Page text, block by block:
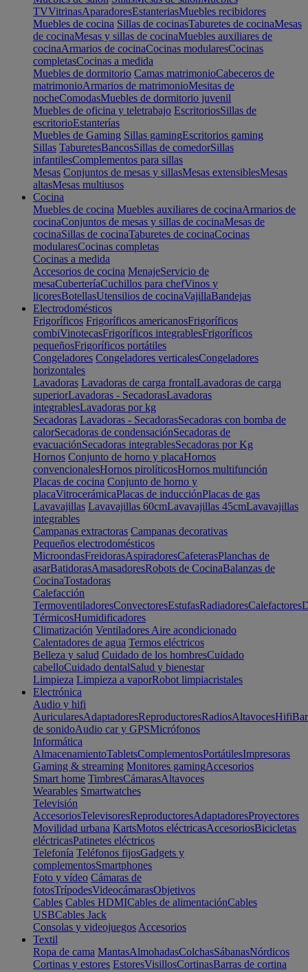
TVVitrinasAparadoresEstanteriasMuebles recibidores
Muebles de cocina Sillas de cocinasTaburetes de cocinaMesas
de cocinaMesas y sillas de cocinaMuebles auxiliares de
cocinaArmarios de cocinaCocinas modularesCocinas
completasCocinas a medida
Muebles de dormitorio Camas matrimonioCabeceros de
matrimonioArmarios de matrimonioMesitas de
nocheComodasMuebles de dormitorio juvenil
Muebles de oficina y teletrabajo EscritoriosSillas de
escritorioEstanterías
Muebles de Gaming Sillas gamingEscritorios gaming
Sillas TaburetesBancosSillas de comedorSillas
infantilesComplementos para sillas
Mesas Conjuntos de mesas y sillasMesas extensiblesMesas
altasMesas multiusos
Cocina
Muebles de cocina Muebles auxiliares de cocinaArmarios de
cocinaConjuntos de mesas y sillas de cocinaMesas de
cocinaSillas de cocinaTaburetes de cocinaCocinas
modularesCocinas completas
Cocinas a medida
Accesorios de cocina MenajeServicio de
mesaCuberteríaCuchillos para chefVinos y
licoresBotellasUtensilios de cocinaVajillaBandejas
Electrodomésticos
Frigoríficos Frigoríficos americanosFrigoríficos
combiVinotecasFrigoríficos integrablesFrigoríficos
pequeñosFrigoríficos portátiles
Congeladores Congeladores verticalesCongeladores
horizontales
Lavadoras Lavadoras de carga frontalLavadoras de carga
superiorLavadoras - SecadorasLavadoras
integrablesLavadoras por kg
Secadoras Lavadoras - SecadorasSecadoras con bomba de
calorSecadoras de condensaciónSecadoras de
evacuaciónSecadoras integrablesSecadoras por Kg
Hornos Conjunto de horno y placaHornos
convencionalesHornos pirolíticosHornos multifunción
Placas de cocina Conjunto de horno y
placaVitrocerámicaPlacas de inducciónPlacas de gas
Lavavajillas Lavavajillas 60cmLavavajillas 45cmLavavajillas
integrables
Campanas extractoras Campanas decorativas
Pequeños electrodomésticos
MicroondasFreidorasAspiradoresCafeterasPlanchas de
asarBatidorasAmasadoresRobots de CocinaBalanzas de
CocinaTostadoras
Calefacción
TermoventiladoresConvectoresEstufasRadiadoresCalefactores
TérmicosHumidificadores
Climatización Ventiladores Aire acondicionado
Calentadores de agua Termos eléctricos
Belleza y salud Cuidado de los hombresCuidado
cabelloCuidado dentalSalud y bienestar
Limpieza Limpieza a vaporRobot limpiacristales
Electrónica
Audio y hifi
AuricularesAdaptadoresReproductoresRadiosAltavocesHifi
de sonidoAudio car y GPSMicrófonos
Informática
AlmacenamientoTabletsComplementosPortátilesImpresoras
Gaming & streaming Monitores gamingAccesorios
Smart home TimbresCámarasAltavoces
Wearables Smartwatches
Televisión
AccesoriosTelevisoresReproductoresAdaptadoresProyectores
Movilidad urbana KartsMotos eléctricasAccesoriosBicicletas
eléctricasPatinetes eléctricos
Telefonía Teléfonos fijosGadgets y
complementosSmartphones
Foto y vídeo Cámaras de
fotosTrípodesVideocámarasObjetivos
Cables Cables HDMICables de alimentaciónCables
USBCables Jack
Consolas y videojuegos Accesorios
Textil
Ropa de cama MantasAlmohadasColchasSábanasNórdicos
Cortinas y estores EstoresVisillosCortinasBarras de cortina